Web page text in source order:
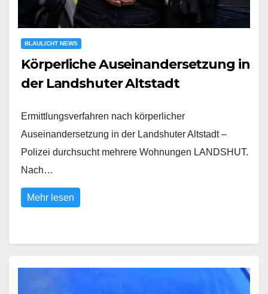
BLAULICHT NEWS
Körperliche Auseinandersetzung in
der Landshuter Altstadt
Ermittlungsverfahren nach körperlicher
Auseinandersetzung in der Landshuter Altstadt –
Polizei durchsucht mehrere Wohnungen LANDSHUT.
Nach…
Mehr lesen